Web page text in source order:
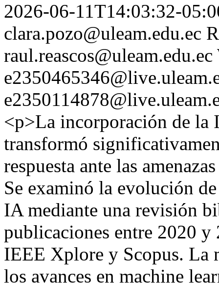
2026-06-11T14:03:32-
clara.pozo@uleam.edu.ec
raul.reascos@uleam.edu.ec
<p>La incorporación de
transformó
respuesta ante las
Se examinó la evolución
IA mediante una revisión
publicaciones entre 2020 y
IEEE Xplore y Scopus. La
los avances en machine